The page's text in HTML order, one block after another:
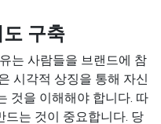
구축
는 사람들을 브랜드에 참
시각적 상징을 통해 자신
것을 이해해야 합니다. 따
드는 것이 중요합니다. 당